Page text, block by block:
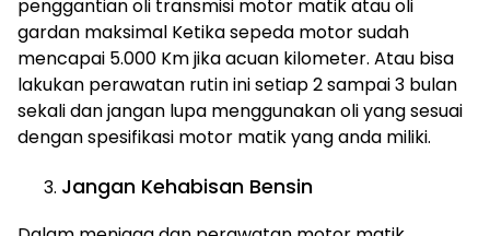
penggantian oli transmisi motor matik atau oli
gardan maksimal Ketika sepeda motor sudah
mencapai 5.000 Km jika acuan kilometer. Atau bisa
lakukan perawatan rutin ini setiap 2 sampai 3 bulan
sekali dan jangan lupa menggunakan oli yang sesuai
dengan spesifikasi motor matik yang anda miliki.
Jangan Kehabisan Bensin